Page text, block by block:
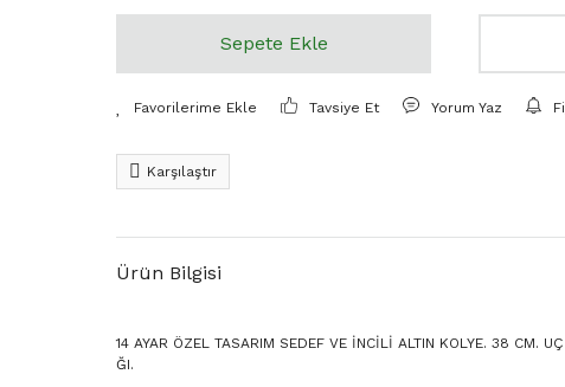
Sepete Ekle
Tavsiye Et Yorum Yaz
Karşılaştır
Ürün Bilgisi
14 AYAR ÖZEL TASARIM SEDEF VE İNCİLİ ALTIN KOLYE. 38 CM.
ĞI.